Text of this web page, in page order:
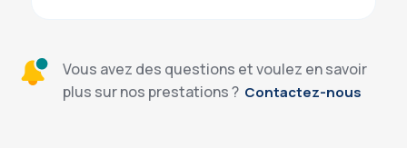
Vous avez des questions et voulez en savoir
plus sur nos prestations ? Contactez-nous